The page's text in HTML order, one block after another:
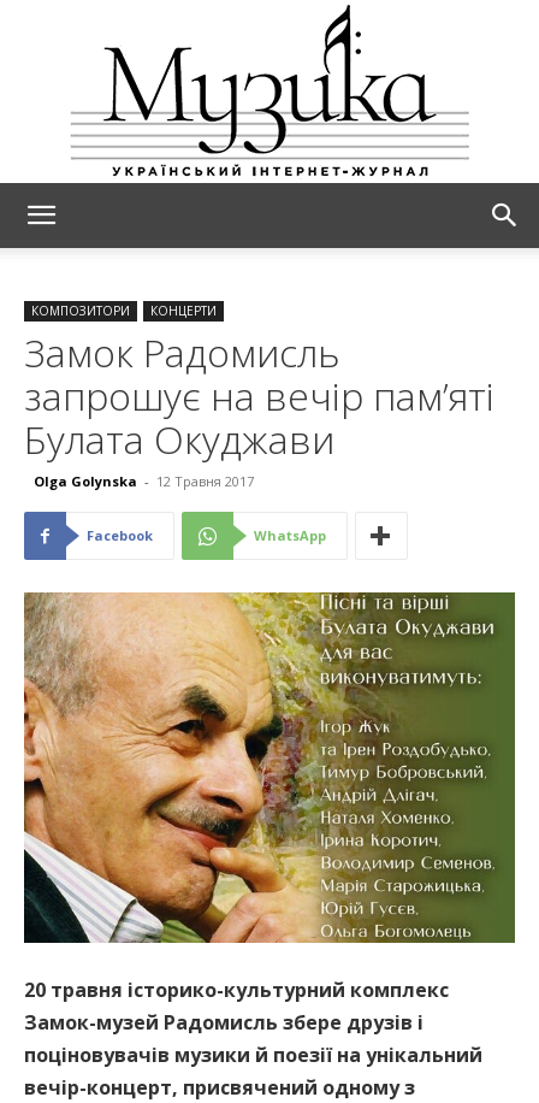
КОМПОЗИТОРИ КОНЦЕРТИ
Замок Радомисль
запрошує на вечір пам’яті
Булата Окуджави
Olga Golynska - 12 Травня 2017
Facebook WhatsApp
20 травня історико-культурний комплекс
Замок-музей Радомисль збере друзів і
поціновувачів музики й поезії на унікальний
вечір-концерт, присвячений одному з